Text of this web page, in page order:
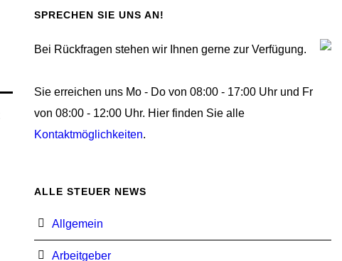
SPRECHEN SIE UNS AN!
Bei Rückfragen stehen wir Ihnen gerne zur Verfügung.
Sie erreichen uns Mo - Do von 08:00 - 17:00 Uhr und Fr
von 08:00 - 12:00 Uhr. Hier finden Sie alle
Kontaktmöglichkeiten.
ALLE STEUER NEWS
Allgemein
Arbeitgeber